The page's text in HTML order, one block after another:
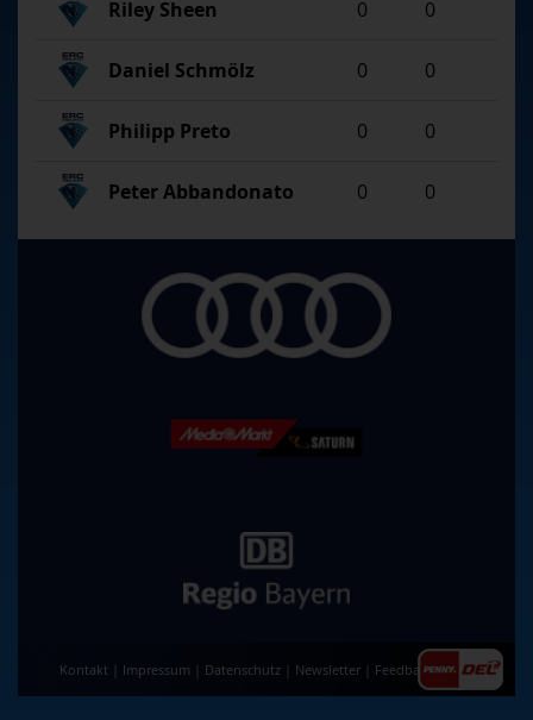
Riley Sheen 0 0
Daniel Schmölz 0 0
Philipp Preto 0 0
Peter Abbandonato 0 0
Kontakt Impressum Datenschutz Newsletter Feedback|AGB